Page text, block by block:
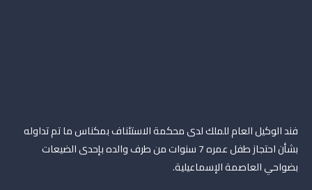
فند الوكيل العام للملك لدى محكمة الاستئناف بمكناس ما تم تداوله
بشأن احتجاز طفل عمره 7 سنوات من طرف والده بإحدى الضيعات
بضواحي العاصمة الإسماعيلية.